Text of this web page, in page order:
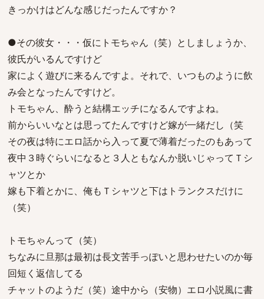
きっかけはどんな感じだったんですか？
●その彼女・・・仮にトモちゃん（笑）としましょうか、
彼氏がいるんですけど
家によく遊びに来るんですよ。それで、いつものように飲
み会となったんですけど。
トモちゃん、酔うと結構エッチになるんですよね。
前からいいなとは思ってたんですけど嫁が一緒だし（笑
その夜は特にエロ話から入って夏で薄着だったのもあって
夜中３時ぐらいになると３人ともなんか脱いじゃってＴシ
ャツとか
嫁も下着とかに、俺もＴシャツと下はトランクスだけに
（笑）
トモちゃんって（笑）
ちなみに旦那は最初は長文苦手っぽいと思わせたいのか毎
回短く返信してる
チャットのようだ（笑）途中から（安物）エロ小説風に書